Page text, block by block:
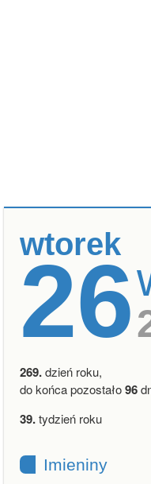
wtorek
26
269.dzień roku,
do końca pozostało96
39.tydzień roku
Imieniny